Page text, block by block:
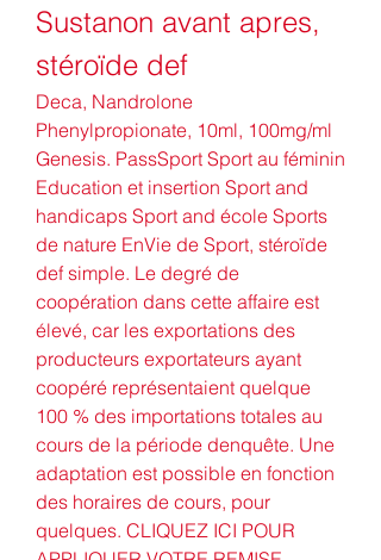
Sustanon avant apres,
stéroïde def
Deca, Nandrolone
Phenylpropionate, 10ml, 100mg/ml
Genesis. PassSport Sport au féminin
Education et insertion Sport and
handicaps Sport and école Sports
de nature EnVie de Sport, stéroïde
def simple. Le degré de
coopération dans cette affaire est
élevé, car les exportations des
producteurs exportateurs ayant
coopéré représentaient quelque
100 % des importations totales au
cours de la période denquête. Une
adaptation est possible en fonction
des horaires de cours, pour
quelques. CLIQUEZ ICI POUR